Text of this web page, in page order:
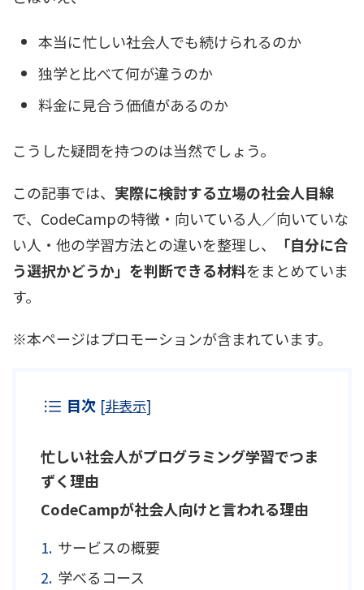
本当に忙しい社会人でも続けられるのか
独学と比べて何が違うのか
料金に見合う価値があるのか
こうした疑問を持つのは当然でしょう。
この記事では、 実際に検討する立場の社会人目線
で、CodeCampの特徴・向いている人／向いていな
い人・他の学習方法との違いを整理し、
「自分に合
う選択かどうか」を判断できる材料をまとめていま
す。
※本ページはプロモーションが含まれています。
目次 [非表示]
忙しい社会人がプログラミング学習でつま
ずく理由
CodeCampが社会人向けと言われる理由
サービスの概要
学べるコース